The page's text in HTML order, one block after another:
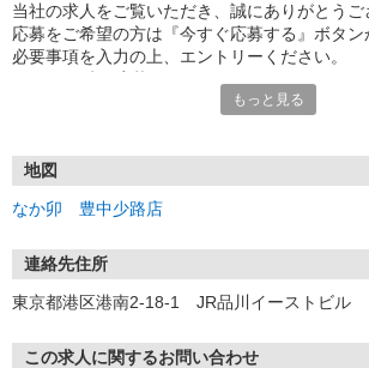
当社の求人をご覧いただき、誠にありがとうご
応募をご希望の方は『今すぐ応募する』ボタ
必要事項を入力の上、エントリーください。
号」など
もっと見る
地図
なか卯 豊中少路店
連絡先住所
東京都港区港南2-18-1 JR品川イーストビル
この求人に関するお問い合わせ